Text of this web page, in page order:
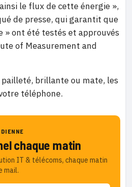
le flux de cette énergie »,
de presse, qui garantit que
» ont été testés et approuvés
of Measurement and
pailleté, brillante ou mate, les
téléphone.
chaque matin
IT & télécoms, chaque matin
mail.